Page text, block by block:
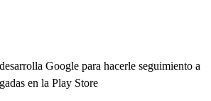
Google para hacerle seguimiento a
en la Play Store